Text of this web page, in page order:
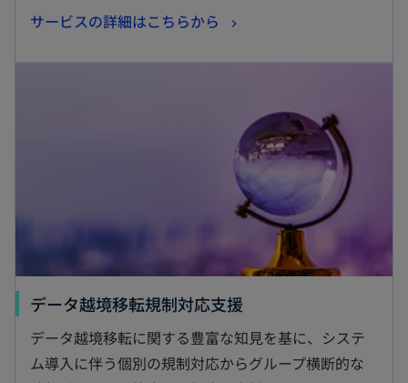
サービスの詳細はこちらから
ブ
で
開
く
データ越境移転規制対応支援
し
い
データ越境移転に関する豊富な知見を基に、システ
ム導入に伴う個別の規制対応からグループ横断的な
新しいタブで開く